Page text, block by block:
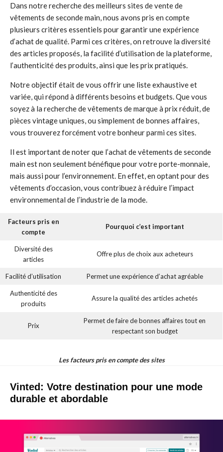
Dans notre recherche des meilleurs sites de vente de
vêtements de seconde main, nous avons pris en compte
plusieurs critères essentiels pour garantir une expérience
d’achat de qualité. Parmi ces critères, on retrouve la diversité
des articles proposés, la facilité d’utilisation de la plateforme,
l’authenticité des produits, ainsi que les prix pratiqués.
Notre objectif était de vous offrir une liste exhaustive et
variée, qui répond à différents besoins et budgets. Que vous
soyez à la recherche de vêtements de marque à prix réduit, de
pièces vintage uniques, ou simplement de bonnes affaires,
vous trouverez forcément votre bonheur parmi ces sites.
Il est important de noter que l’achat de vêtements de seconde
main est non seulement bénéfique pour votre porte-monnaie,
mais aussi pour l’environnement. En effet, en optant pour des
vêtements d’occasion, vous contribuez à réduire l’impact
environnemental de l’industrie de la mode.
Facteurs pris en
compte
Pourquoi c’est important
Diversité des
articles
Offre plus de choix aux acheteurs
Facilité d’utilisation Permet une expérience d’achat agréable
Authenticité des
produits
Assure la qualité des articles achetés
Prix
Permet de faire de bonnes affaires tout en
respectant son budget
Les facteurs pris en compte des sites
Vinted: Votre destination pour une mode
durable et abordable